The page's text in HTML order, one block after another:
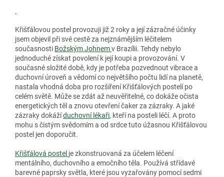
Křišťálovou postel provozuji již 2 roky a její zázračné účinky
jsem objevil při své cestě za nejznámějším léčitelem
současnosti Božským Johnemv Brazílii. Tehdy nebylo
jednoduché získat povolení k její koupi a provozování. V
současné složité době, kdy je potřeba pozvednout vibrace a
duchovní úroveň a vědomí co největšího počtu lidí na planetě,
nastala vhodná doba pro rozšíření Křišťálových postelí po
celém světě. Může se zdát až neuvěřitelné, co dokáže očista
energetických těl a znovu otevření čaker za zázraky. A jaké
zázraky dokážíduchovní lékaři, kteří na posteli léčí. A proto
mohu s čistým svědomím a od srdce tuto úžasnou Křišťálovou
postel jen doporučit.
Křišťálová postel je zkonstruovaná za účelem léčení
mentálního, duchovního a emočního těla. Používá střídavé
barevné paprsky světla, které jsou vyzařovány pomocí sedmi